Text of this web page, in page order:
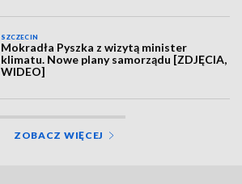
SZCZECIN
Mokradła Pyszka z wizytą minister
klimatu. Nowe plany samorządu [ZDJĘCIA,
WIDEO]
ZOBACZ WIĘCEJ